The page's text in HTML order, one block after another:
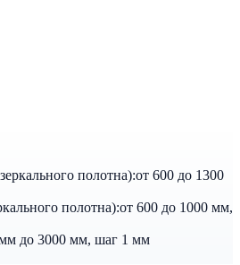
полотна):от 600 до 1300
полотна):от 600 до 1000 мм,
до 3000 мм, шаг 1 мм